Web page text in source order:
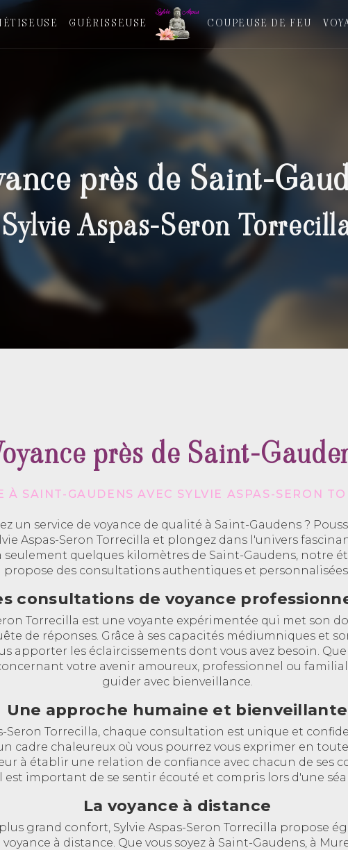
GUÉRISSEUSE COUPEUSE DE FEU
près de Saint-
Sylvie Aspas-Seron
près de Saint-
À SAINT-GAUDENS AVEC SYLVIE ASPAS-SERON
un service de voyance de qualité à Saint-Gaudens ?
Aspas-Seron Torrecilla et plongez dans l'univers
seulement quelques kilomètres de Saint-Gaudens, notre
propose des consultations authentiques et personnalisées.
consultations de voyance
Torrecilla est une voyante expérimentée qui met son
de réponses. Grâce à ses capacités médiumniques et
apporter les éclaircissements dont vous avez besoin. Que
votre avenir amoureux, professionnel ou familial,
guider avec bienveillance.
Une approche humaine et bienveillante
Seron Torrecilla, chaque consultation est unique et
cadre chaleureux où vous pourrez vous exprimer en
à établir une relation de confiance avec chacun de ses
important de se sentir écouté et compris lors d'une
La voyance à distance
grand confort, Sylvie Aspas-Seron Torrecilla propose
à distance. Que vous soyez à Saint-Gaudens, à